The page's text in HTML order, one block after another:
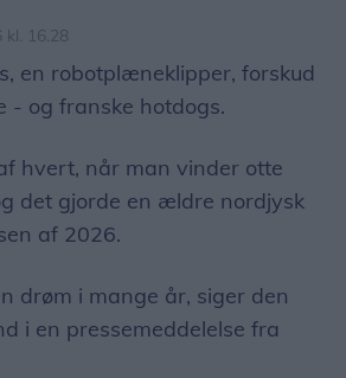
16.28
en robotplæneklipper, forskud
- og franske hotdogs.
hvert, når man vinder otte
det gjorde en ældre nordjysk
af 2026.
drøm i mange år, siger den
i en pressemeddelelse fra